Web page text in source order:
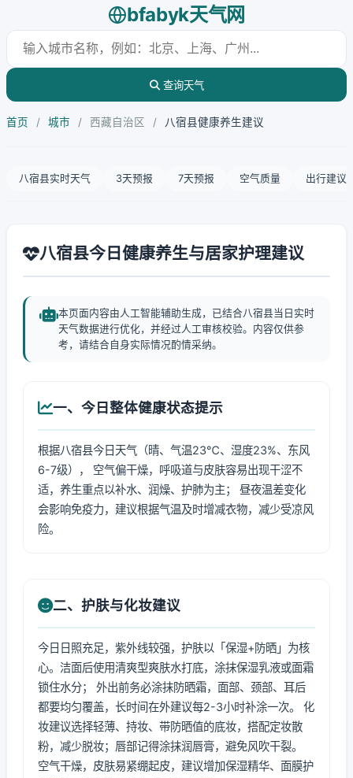
bfabyk天气网
查询天气
首页 / 城市 / 西藏自治区 / 八宿县健康养生建议
八宿县实时天气 3天预报 7天预报 空气质量 出行建议
八宿县今日健康养生与居家护理建议
本页面内容由人工智能辅助生成，已结合八宿县当日实时
天气数据进行优化，并经过人工审核校验。内容仅供参
考，请结合自身实际情况酌情采纳。
一、今日整体健康状态提示
根据八宿县今日天气（晴、气温23℃、湿度23%、东风
6-7级）， 空气偏干燥，呼吸道与皮肤容易出现干涩不
适，养生重点以补水、润燥、护肺为主； 昼夜温差变化
会影响免疫力，建议根据气温及时增减衣物，减少受凉风
险。
二、护肤与化妆建议
今日日照充足，紫外线较强，护肤以「保湿+防晒」为核
心。洁面后使用清爽型爽肤水打底，涂抹保湿乳液或面霜
锁住水分； 外出前务必涂抹防晒霜，面部、颈部、耳后
都要均匀覆盖，长时间在外建议每2-3小时补涂一次。 化
妆建议选择轻薄、持妆、带防晒值的底妆，搭配定妆散
粉，减少脱妆；唇部记得涂抹润唇膏，避免风吹干裂。
空气干燥，皮肤易紧绷起皮，建议增加保湿精华、面膜护